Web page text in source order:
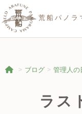
荒船パノラ
ブログ 管理人の
ラス